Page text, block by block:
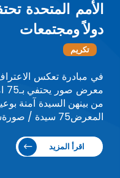
"إفريقيا”
تكريم
تكريم حافل حظيت به
كيغالي.وجاء هذا
والجمعية العامة